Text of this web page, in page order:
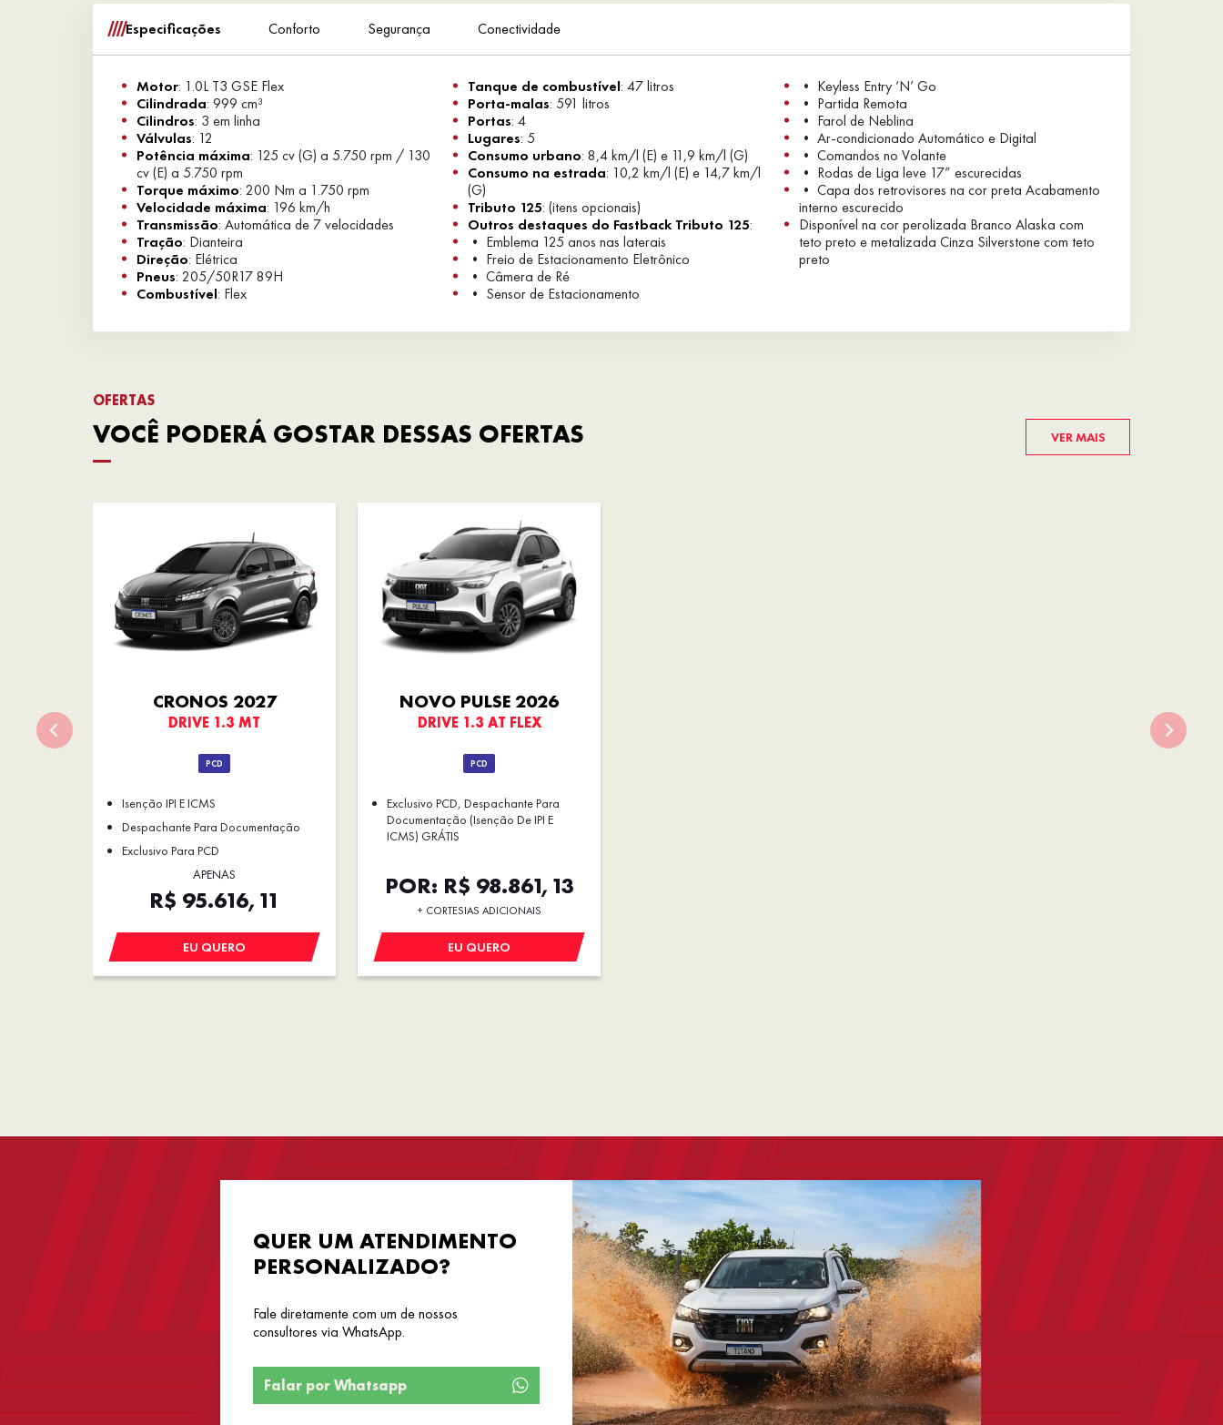
Especificações Conforto Segurança Conectividade
Motor : 1.0L T3 GSE Flex
Cilindrada : 999 cm³
Cilindros : 3 em linha
Válvulas : 12
Potência máxima: 125 cv (G) a 5.750 rpm / 130
cv (E) a 5.750 rpm
Torque máximo : 200 Nm a 1.750 rpm
Velocidade máxima : 196 km/h
Transmissão : Automática de 7 velocidades
Tração : Dianteira
Direção : Elétrica
Pneus : 205/50R17 89H
Combustível : Flex
Tanque de combustível : 47 litros
Porta-malas : 591 litros
Portas : 4
Lugares : 5
Consumo urbano : 8,4 km/l (E) e 11,9 km/l (G)
Consumo na estrada: 10,2 km/l (E) e 14,7 km/l
(G)
Tributo 125 : (itens opcionais)
Outros destaques do Fastback Tributo 125:
• Emblema 125 anos nas laterais
• Freio de Estacionamento Eletrônico
• Câmera de Ré
• Sensor de Estacionamento
• Keyless Entry ‘N’ Go
• Partida Remota
• Farol de Neblina
• Ar-condicionado Automático e Digital
• Comandos no Volante
• Rodas de Liga leve 17” escurecidas
• Capa dos retrovisores na cor preta Acabamento
interno escurecido
Disponível na cor perolizada Branco Alaska com
teto preto e metalizada Cinza Silverstone com teto
preto
OFERTAS
VOCÊ PODERÁ GOSTAR DESSAS OFERTAS VER MAIS
CRONOS 2027
DRIVE 1.3 MT
PCD
Isenção IPI E ICMS
Despachante Para Documentação
Exclusivo Para PCD
APENAS
R$ 95.616,11
EU QUERO
NOVO PULSE 2026
DRIVE 1.3 AT FLEX
PCD
Exclusivo PCD, Despachante Para
Documentação (isenção De IPI E
ICMS) GRÁTIS
POR: R$ 98.861,13
+ CORTESIAS ADICIONAIS
EU QUERO
QUER UM ATENDIMENTO
PERSONALIZADO?
Fale diretamente com um de nossos
consultores via WhatsApp.
Falar por Whatsapp